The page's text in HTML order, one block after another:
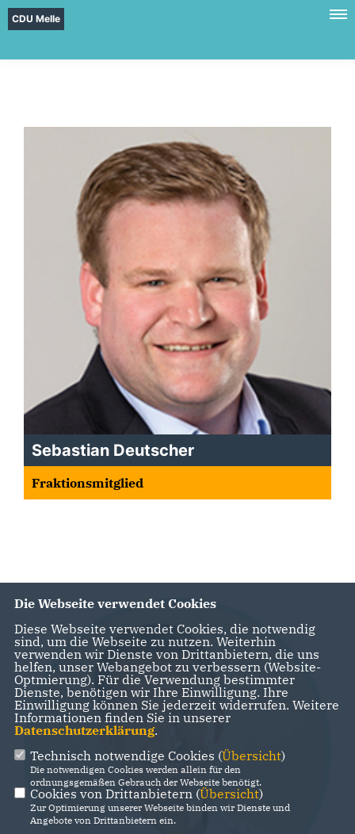
CDU Melle
Sebastian Deutscher
Fraktionsmitglied
Die Webseite verwendet Cookies
Diese Webseite verwendet Cookies, die notwendig
sind, um die Webseite zu nutzen. Weiterhin
verwenden wir Dienste von Drittanbietern, die uns
helfen, unser Webangebot zu verbessern (Website-
Optmierung). Für die Verwendung bestimmter
Dienste, benötigen wir Ihre Einwilligung. Ihre
Einwilligung können Sie jederzeit widerrufen. Weitere
Informationen finden Sie in unserer
Datenschutzerklärung.
Technisch notwendige Cookies (Übersicht)
Die notwendigen Cookies werden allein für den
ordnungsgemäßen Gebrauch der Webseite benötigt.
Cookies von Drittanbietern (Übersicht)
Zur Optimierung unserer Webseite binden wir Dienste und
Angebote von Drittanbietern ein.